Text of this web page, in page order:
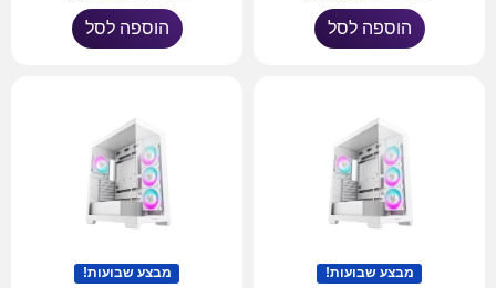
הוספה לסל הוספה לסל
מבצע שבועות! מבצע שבועות!